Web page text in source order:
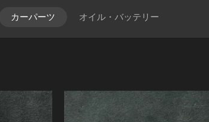
カーパーツ オイル・バッテリー